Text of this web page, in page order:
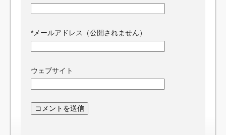
* メールアドレス（公開されません）
ウェブサイト